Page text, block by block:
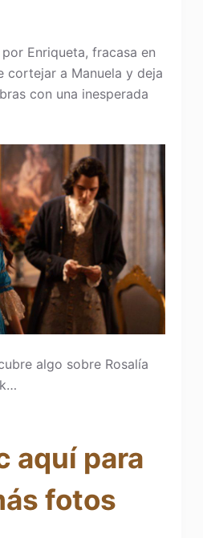
Enriqueta, fracasa en
cortejar a Manuela y deja
con una inesperada
algo sobre Rosalía
aquí para
fotos